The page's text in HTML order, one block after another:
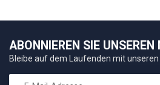
ABONNIEREN SIE
Bleibe auf dem Laufenden mit